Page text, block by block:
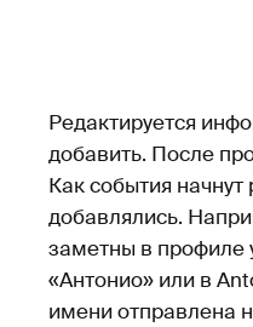
Редактируется
добавить. После
Как события
добавлялись.
заметны в профиле
«Антонио» или в
имени отправлена